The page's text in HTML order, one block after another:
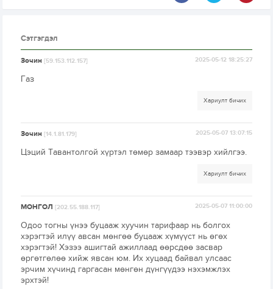
Сэтгэгдэл
Зочин[59.153.112.157] 2025-05-12 18:25:27
Газ
Хариулт бичих
Зочин[14.1.81.179] 2025-05-07 13:07:15
Цэций Тавантолгой хүртэл төмөр замаар тээвэр хийлгээ.
Хариулт бичих
МОНГОЛ[202.55.188.117] 2025-05-07 11:00:00
Одоо тогны үнээ буцааж хуучин тарифаар нь болгох
хэрэгтэй илүү авсан мөнгөө буцааж хүмүүст нь өгөх
хэрэгтэй! Хэзээ ашигтай ажиллаад өөрсдөө засвар
өргөтгөлөө хийж явсан юм. Их хуцаад байвал улсаас
эрчим хүчинд гаргасан мөнгөн дүнгүүдээ нэхэмжлэх
эрхтэй!